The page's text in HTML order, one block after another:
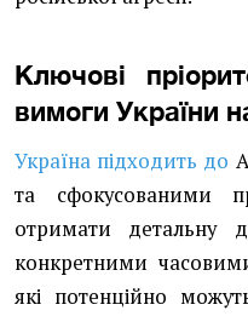
Ключові
вимоги України
Україна підходить до
та сфокусованими
отримати детальну
конкретними
які потенційно